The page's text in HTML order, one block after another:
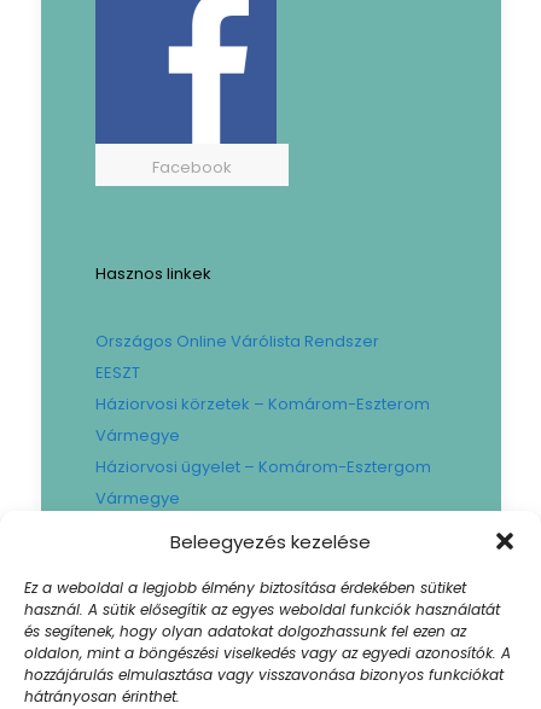
Beleegyezés kezelése
Ez a weboldal a legjobb élmény biztosítása érdekében sütiket
használ. A sütik elősegítik az egyes weboldal funkciók használatát
és segítenek, hogy olyan adatokat dolgozhassunk fel ezen az
oldalon, mint a böngészési viselkedés vagy az egyedi azonosítók. A
hozzájárulás elmulasztása vagy visszavonása bizonyos funkciókat
hátrányosan érinthet.
Facebook
Hasznos linkek
Országos Online Várólista Rendszer
EESZT
Háziorvosi körzetek – Komárom-Eszterom
Vármegye
Háziorvosi ügyelet – Komárom-Esztergom
Vármegye
Gyógyszertári ügyelet – Komárom-
Városi Fogászat
Művese Állomás B.Braun
Facility hibabejelentő
Sajtószoba